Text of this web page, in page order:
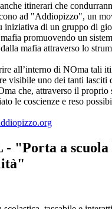
itinerari che
ad "Addiopizzo", un
iniziativa di un gruppo di
promuovendo un
mafia attraverso lo
all’interno di NOma tali
visibile uno dei tanti lasciti
che, attraverso il proprio
le coscienze e reso
"Porta a scuola